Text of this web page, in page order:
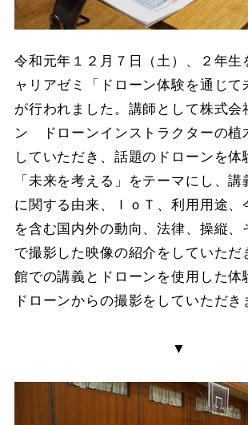
令和元年１２月７日（土）、２年生
ャリアゼミ「ドローン体験を通じて
が行われました。講師として株式会
ン ドローンインストラクターの植
していただき、話題のドローンを体
「未来を考える」をテーマにし、
に関する由来、ＩｏＴ、利用用途、
を含む国内外の動向、法律、操縦、
で撮影した映像の紹介をしていただ
館での講義とドローンを使用した体
ドローンからの撮影をしていただき
▼